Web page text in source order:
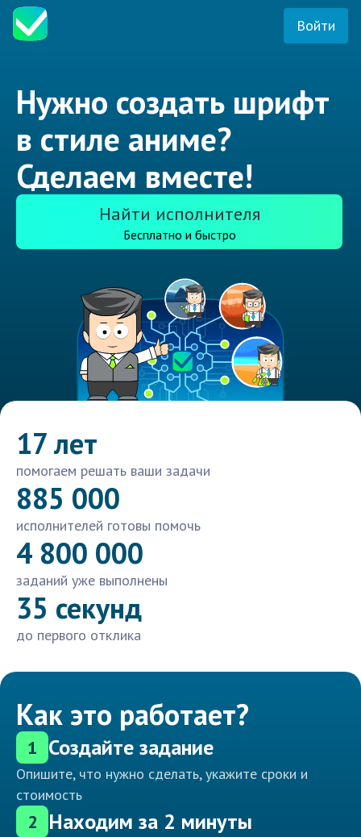
Войти
Нужно создать шрифт
в стиле аниме?
Сделаем вместе!
Найти исполнителя
Бесплатно и быстро
17 лет
помогаем решать ваши задачи
885 000
исполнителей готовы помочь
4 800 000
заданий уже выполнены
35 секунд
до первого отклика
Как это работает?
1 Создайте задание
Опишите, что нужно сделать, укажите сроки и
стоимость
2 Находим за 2 минуты